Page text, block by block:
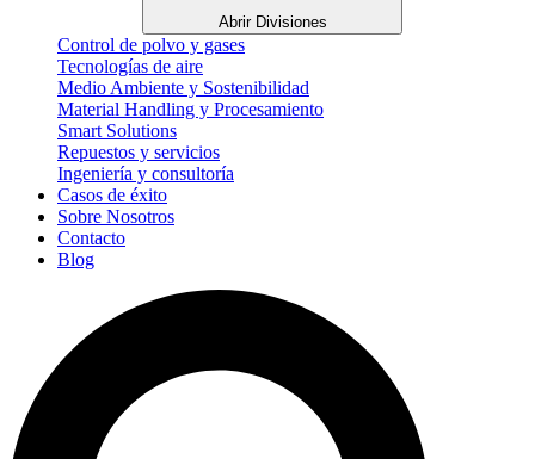
Abrir Divisiones
Control de polvo y gases
Tecnologías de aire
Medio Ambiente y Sostenibilidad
Material Handling y Procesamiento
Smart Solutions
Repuestos y servicios
Ingeniería y consultoría
Casos de éxito
Sobre Nosotros
Contacto
Blog